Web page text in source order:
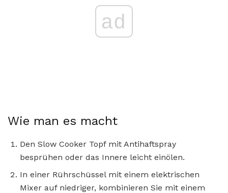
ad
Wie man es macht
Den Slow Cooker Topf mit Antihaftspray
besprühen oder das Innere leicht einölen.
In einer Rührschüssel mit einem elektrischen
Mixer auf niedriger, kombinieren Sie mit einem